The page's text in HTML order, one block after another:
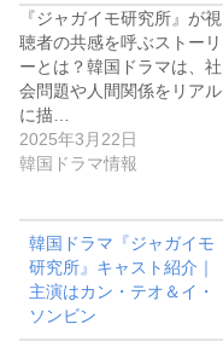
『ジャガイモ研究所』が視
聴者の共感を呼ぶストーリ
ーとは？韓国ドラマは、社
会問題や人間関係をリアル
に描…
2025年3月22日
韓国ドラマ情報
韓国ドラマ『ジャガイモ
研究所』キャスト紹介｜
主演はカン・テオ＆イ・
ソンビン